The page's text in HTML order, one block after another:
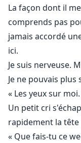
La façon dont il
comprends pas
jamais accordé
ici.
Je suis nerveuse.
Je ne pouvais
« Les yeux sur
Un petit cri
rapidement la
« Que fais-tu ce